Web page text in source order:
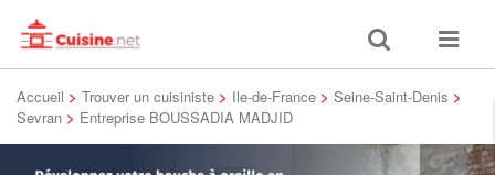
Toggle
search
Toggle
Accueil > Trouver un cuisiniste > Ile-de-France > Seine-Saint-Denis >
Sevran > Entreprise BOUSSADIA MADJID